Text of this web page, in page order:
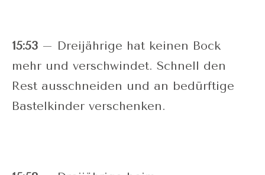
15:53 – Dreijährige hat keinen Bock
mehr und verschwindet. Schnell den
Rest ausschneiden und an bedürftige
Bastelkinder verschenken.